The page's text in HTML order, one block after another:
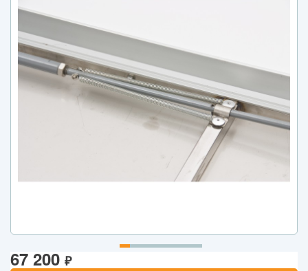
Войти
67 200 ₽